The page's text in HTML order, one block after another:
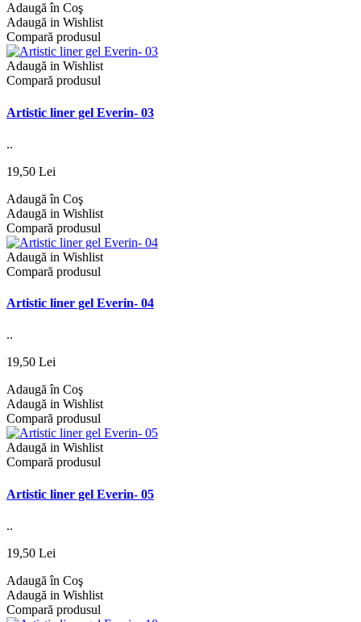
Adaugă în Coş
Adaugă in Wishlist
Compară produsul
Adaugă in Wishlist
Compară produsul
Artistic liner gel Everin- 03
..
19,50 Lei
Adaugă în Coş
Adaugă in Wishlist
Compară produsul
Adaugă in Wishlist
Compară produsul
Artistic liner gel Everin- 04
..
19,50 Lei
Adaugă în Coş
Adaugă in Wishlist
Compară produsul
Adaugă in Wishlist
Compară produsul
Artistic liner gel Everin- 05
..
19,50 Lei
Adaugă în Coş
Adaugă in Wishlist
Compară produsul